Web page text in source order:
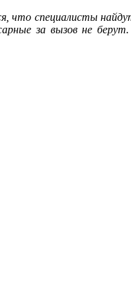
что специалисты
за вызов не